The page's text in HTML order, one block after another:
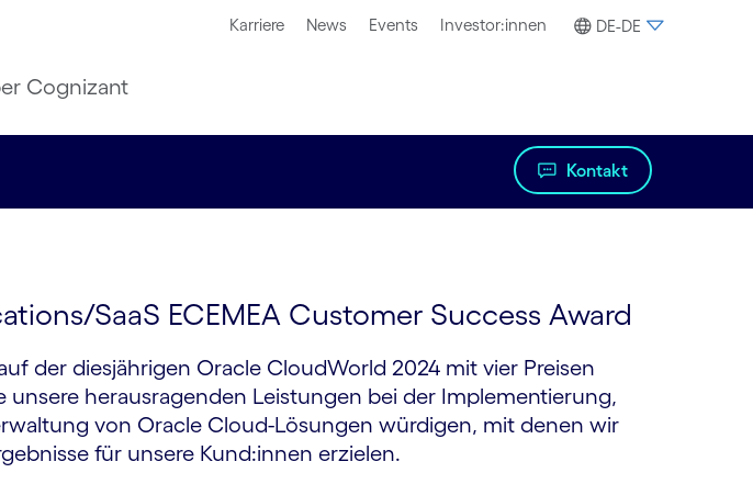
Karriere News Events Investor:innen DE-DE
Cognizant
Kontakt
SaaS ECEMEA Customer Success Award
der diesjährigen Oracle CloudWorld 2024 mit vier Preisen
unsere herausragenden Leistungen bei der Implementierung,
von Oracle Cloud-Lösungen würdigen, mit denen wir
für unsere Kund:innen erzielen.